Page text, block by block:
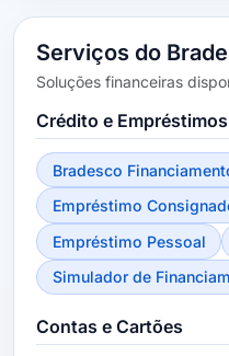
Serviços do
Soluções financeiras
Crédito e Empréstimos
Bradesco
Empréstimo
Empréstimo Pessoal
Simulador de
Contas e Cartões